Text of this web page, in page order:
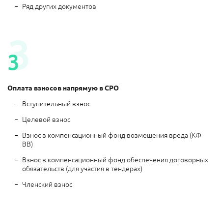
Ряд других документов
3
3
Оплата взносов напрямую в СРО
Вступительный взнос
Целевой взнос
Взнос в компенсационный фонд возмещения вреда (КФ
ВВ)
Взнос в компенсационный фонд обеспечения договорных
обязательств (для участия в тендерах)
Членский взнос